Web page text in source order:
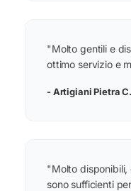
"Molto gentili e
ottimo servizio e
- Artigiani Pietra C.
"Molto disponibili,
sono sufficienti